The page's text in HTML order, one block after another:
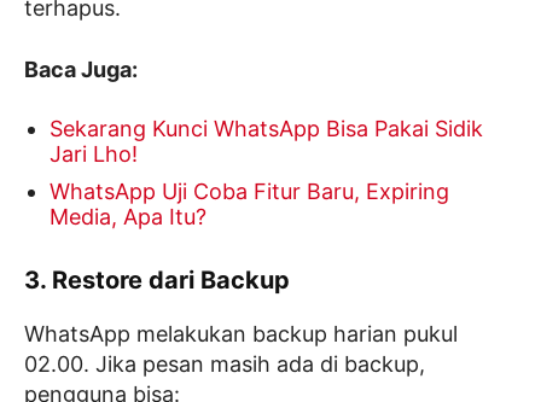
terhapus.
Baca Juga:
Sekarang Kunci WhatsApp Bisa Pakai Sidik
Jari Lho!
WhatsApp Uji Coba Fitur Baru, Expiring
Media, Apa Itu?
3. Restore dari Backup
WhatsApp melakukan backup harian pukul
02.00. Jika pesan masih ada di backup,
pengguna bisa: